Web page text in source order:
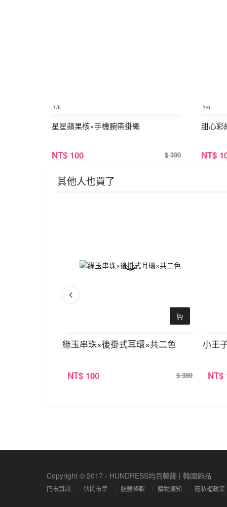
1/6
星星蘋果核×手機腕帶掛繩
NT$ 100 $ 390
1/6
甜心彩
NT$
其他人也買了
綠玉串珠×後掛式耳環×共二色
NT$ 100 $ 380
小王
NT$
Copyright © 2017 - HUNDRESS均百韓飾 | 韓國飾品
門市資訊 快閃市集 服務條款 購物須知 隱私權政策